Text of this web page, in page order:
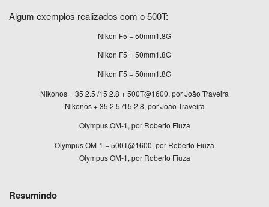
Algum exemplos realizados com o 500T:
Nikon F5 + 50mm1.8G
Nikon F5 + 50mm1.8G
Nikon F5 + 50mm1.8G
Nikonos + 35 2.5 /15 2.8 + 500T@1600, por João Traveira
Nikonos + 35 2.5 /15 2.8, por João Traveira
Olympus OM-1, por Roberto Fiuza
Olympus OM-1 + 500T@1600, por Roberto Fiuza
Olympus OM-1, por Roberto Fiuza
Resumindo